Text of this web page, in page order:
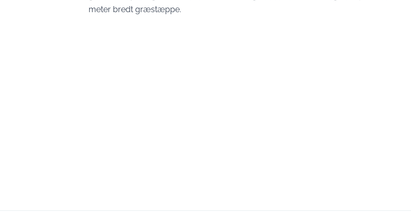
meter bredt græstæppe.